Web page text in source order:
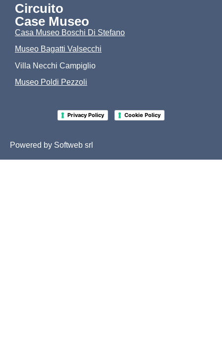
Circuito
Case Museo
Casa Museo Boschi Di Stefano
Museo Bagatti Valsecchi
Villa Necchi Campiglio
Museo Poldi Pezzoli
Privacy Policy Cookie Policy
Powered by Softweb srl